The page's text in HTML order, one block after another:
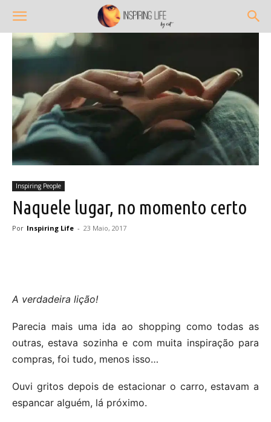
Inspiring People
Naquele lugar, no momento certo
Por Inspiring Life - 23 Maio, 2017
A verdadeira lição!
Parecia mais uma ida ao shopping como todas as
outras, estava sozinha e com muita inspiração para
compras, foi tudo, menos isso…
Ouvi gritos depois de estacionar o carro, estavam a
espancar alguém, lá próximo.